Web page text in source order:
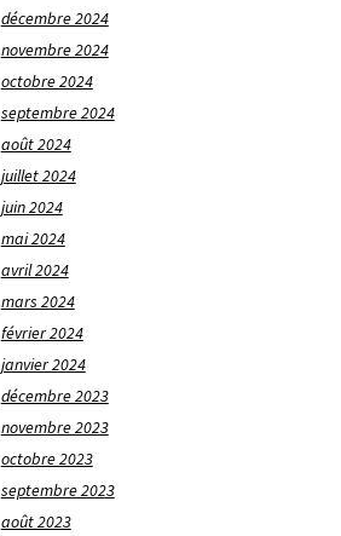
décembre 2024
novembre 2024
octobre 2024
septembre 2024
août 2024
juillet 2024
juin 2024
mai 2024
avril 2024
mars 2024
février 2024
janvier 2024
décembre 2023
novembre 2023
octobre 2023
septembre 2023
août 2023